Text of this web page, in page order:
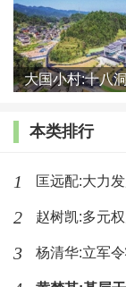
国家为了在日常
神意识及价值理
明转换的过程中
（一）内生
精神生活领
治理体系有效运
支配地位的价值
本类排行
1 匡远配:大力
2 赵树凯:多元
3 杨清华:立军